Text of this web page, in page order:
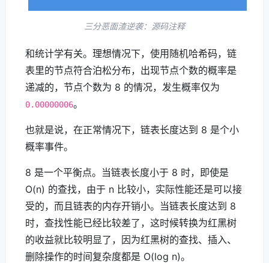
三分恶面渣逆袭：源码注释
和统计学有关。理想情况下，使用随机哈希码，链
表里的节点符合泊松分布，出现节点个数的概率是
递减的，节点个数为 8 的情况，发生概率仅为
0.00000006。
也就是说，在正常情况下，链表长度达到 8 是个小
概率事件。
8 是一个平衡点。当链表长度小于 8 时，即使是
O(n) 的查找，由于 n 比较小，实际性能还是可以接
受的，而且链表的内存开销小。当链表长度达到 8
时，查找性能已经比较差了，这时候转换为红黑树
的收益就比较明显了，因为红黑树的查找、插入、
删除操作的时间复杂度都是 O(log n)。